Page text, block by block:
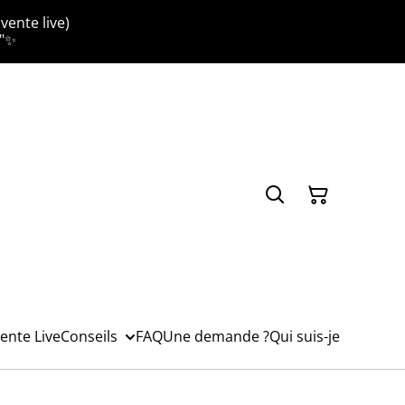
live)
LiveConseils FAQUne demande ?Qui suis-je